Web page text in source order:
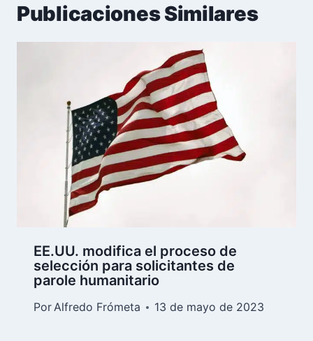
Publicaciones Similares
EE.UU. modifica el proceso de
selección para solicitantes de
parole humanitario
PorAlfredo Frómeta 13 de mayo de 2023